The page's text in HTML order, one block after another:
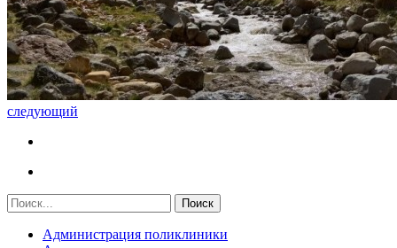
следующий
Администрация поликлиники